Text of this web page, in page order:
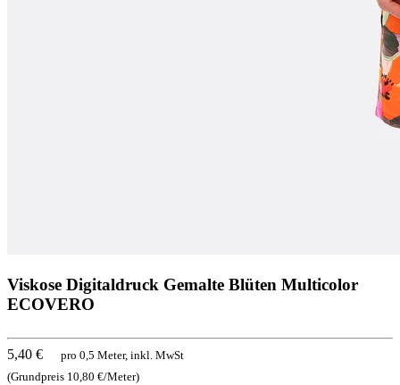
Viskose Digitaldruck Gemalte Blüten Multicolor
ECOVERO
5,40 €
pro 0,5 Meter, inkl. MwSt
(Grundpreis 10,80 €/Meter)